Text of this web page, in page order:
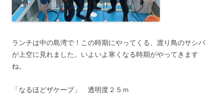
ランチは中の島湾で！この時期にやってくる、渡り鳥のサシバ
が上空に見れました。いよいよ寒くなる時期がやってきます
ね。
「なるほどザケーブ」 透明度２５ｍ